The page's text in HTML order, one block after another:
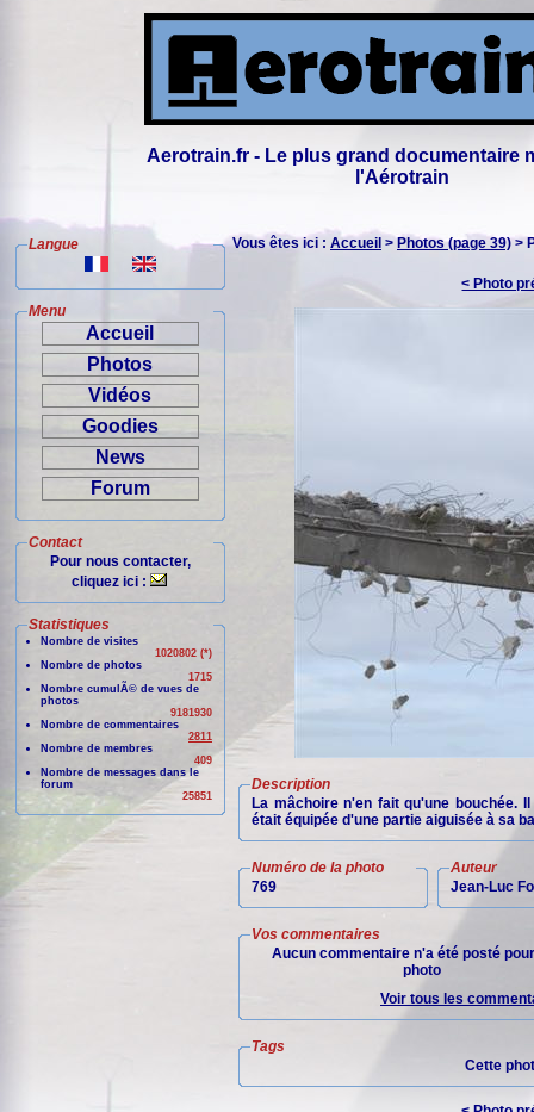
Aerotrain.fr - Le plus grand documentaire
l'Aérotrain
Langue
Menu
Accueil
Photos
Vidéos
Goodies
News
Forum
Contact
Pour nous contacter,
cliquez ici :
Statistiques
Nombre de visites
1020802 (*)
Nombre de photos
1715
Nombre cumulÃ© de vues de
photos
9181930
Nombre de commentaires
2811
Nombre de membres
409
Nombre de messages dans le
forum
25851
Vous êtes ici : Accueil > Photos (page 39) >
< Photo
Description
La mâchoire n'en fait qu'une bouchée.
était équipée d'une partie aiguisée à sa
Numéro de la photo
769
Auteur
Jean-Luc
Vos commentaires
Aucun commentaire n'a été posté
photo
Voir tous les
Tags
Cette